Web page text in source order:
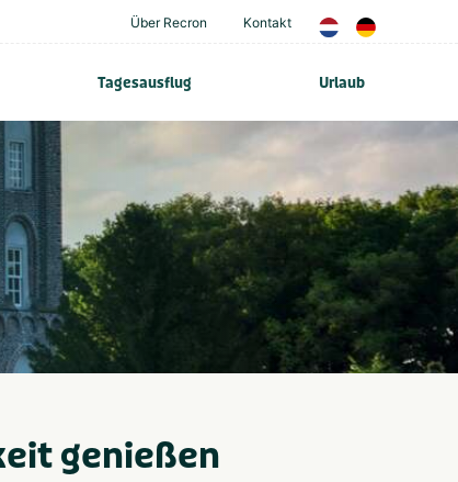
Über Recron Kontakt
Tagesausflug Urlaub
genießen